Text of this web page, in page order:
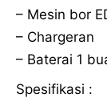
– Mesin bor
– Chargeran
– Baterai 1
Spesifikasi :